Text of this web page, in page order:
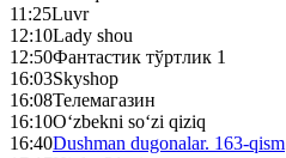
11:25Luvr
12:10Lady shou
12:50Фантастик тўртлик 1
16:03Skyshop
16:08Телемагазин
16:10O‘zbekni so‘zi qiziq
16:40Dushman dugonalar. 163-qism